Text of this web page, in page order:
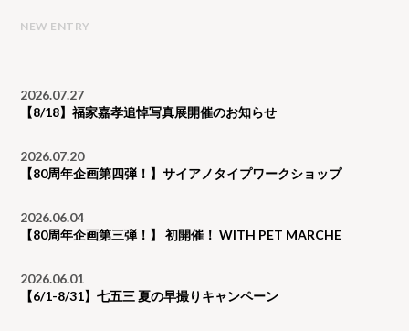
NEW ENTRY
2026.07.27
【8/18】福家嘉孝追悼写真展開催のお知らせ
2026.07.20
【80周年企画第四弾！】サイアノタイプワークショップ
2026.06.04
【80周年企画第三弾！】 初開催！ WITH PET MARCHE
2026.06.01
【6/1-8/31】七五三 夏の早撮りキャンペーン